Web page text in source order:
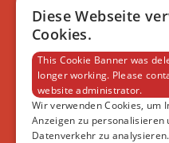
VSAT - Verein
Diese Webseite
Cookies.
This Cookie Banner was
longer working. Please
website administrator.
Wir verwenden Cookies, um
Anzeigen zu personalisieren
Datenverkehr zu